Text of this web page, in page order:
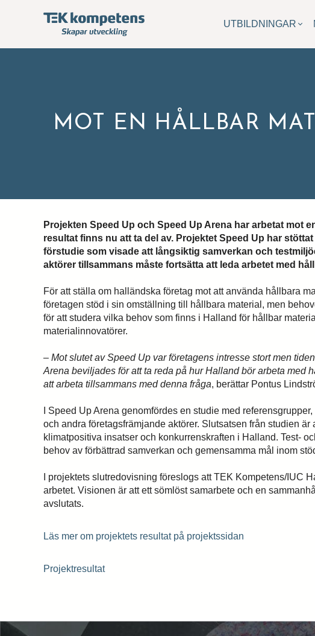
UTBILDNINGAR
MOT EN HÅLLBAR
Projekten Speed Up och Speed Up Arena har arbetat mot
resultat finns nu att ta del av. Projektet Speed Up har
förstudie som visade att långsiktig samverkan och
aktörer tillsammans måste fortsätta att leda arbetet med
För att ställa om halländska företag mot att använda hållbara
företagen stöd i sin omställning till hållbara material, men
för att studera vilka behov som finns i Halland för hållbar
materialinnovatörer.
– Mot slutet av Speed Up var företagens intresse stort men
Arena beviljades för att ta reda på hur Halland bör arbeta med
att arbeta tillsammans med denna fråga, berättar Pontus
I Speed Up Arena genomfördes en studie med
och andra företagsfrämjande aktörer. Slutsatsen från studien
klimatpositiva insatser och konkurrenskraften i Halland. Test-
behov av förbättrad samverkan och gemensamma mål inom
I projektets slutredovisning föreslogs att TEK Kompetens/IUC
arbetet. Visionen är att ett sömlöst samarbete och en
avslutats.
Läs mer om projektets resultat på projektssidan
Projektresultat
Hittar du inte